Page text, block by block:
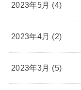
2023年5月 (4)
2023年4月 (2)
2023年3月 (5)